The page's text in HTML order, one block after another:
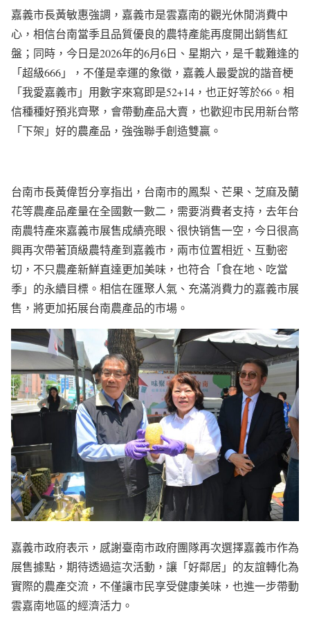
嘉義市長黃敏惠強調，嘉義市是雲嘉南的觀光休閒消費中
心，相信台南當季且品質優良的農特產能再度開出銷售紅
盤；同時，今日是2026年的6月6日、星期六，是千載難逢的
「超級666」，不僅是幸運的象徵，嘉義人最愛說的諧音梗
「我愛嘉義市」用數字來寫即是52+14，也正好等於66。相
信種種好預兆齊聚，會帶動產品大賣，也歡迎市民用新台幣
「下架」好的農產品，強強聯手創造雙贏。
台南市長黃偉哲分享指出，台南市的鳳梨、芒果、芝麻及蘭
花等農產品產量在全國數一數二，需要消費者支持，去年台
南農特產來嘉義市展售成績亮眼、很快销售一空，今日很高
興再次帶著頂級農特產到嘉義市，兩市位置相近、互動密
切，不只農產新鮮直達更加美味，也符合「食在地、吃當
季」的永續目標。相信在匯聚人氣、充滿消費力的嘉義市展
售，將更加拓展台南農產品的市場。
嘉義市政府表示，感謝臺南市政府團隊再次選擇嘉義市作為
展售據點，期待透過這次活動，讓「好鄰居」的友誼轉化為
實際的農產交流，不僅讓市民享受健康美味，也進一步帶動
雲嘉南地區的經濟活力。